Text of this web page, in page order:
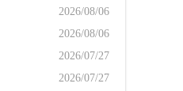
2026/08/06
2026/08/06
2026/07/27
2026/07/27